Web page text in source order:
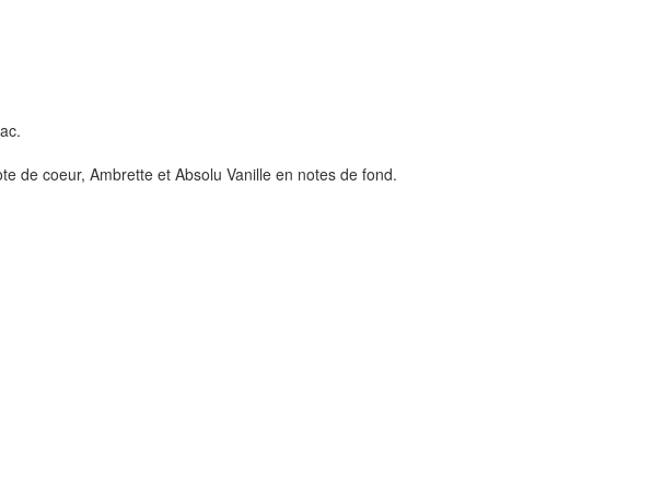
de coeur, Ambrette et Absolu Vanille en notes de fond.